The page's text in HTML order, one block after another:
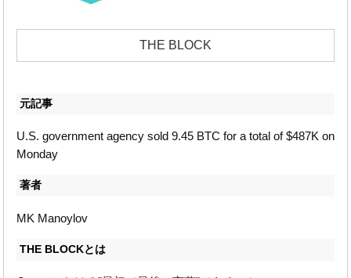
THE BLOCK
元記事
U.S. government agency sold 9.45 BTC for a total of $487K on
Monday
著者
MK Manoylov
THE BLOCKとは